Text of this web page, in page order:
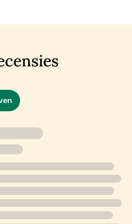
en zijn naam wil zuiveren, moet
2026
ZIN Magazine
debuteert met thriller die je
van het page-turnen.’
romantiek en mysterie. Het
de Boekenkrant
kan je leven reddenhet
humor en diepgang te